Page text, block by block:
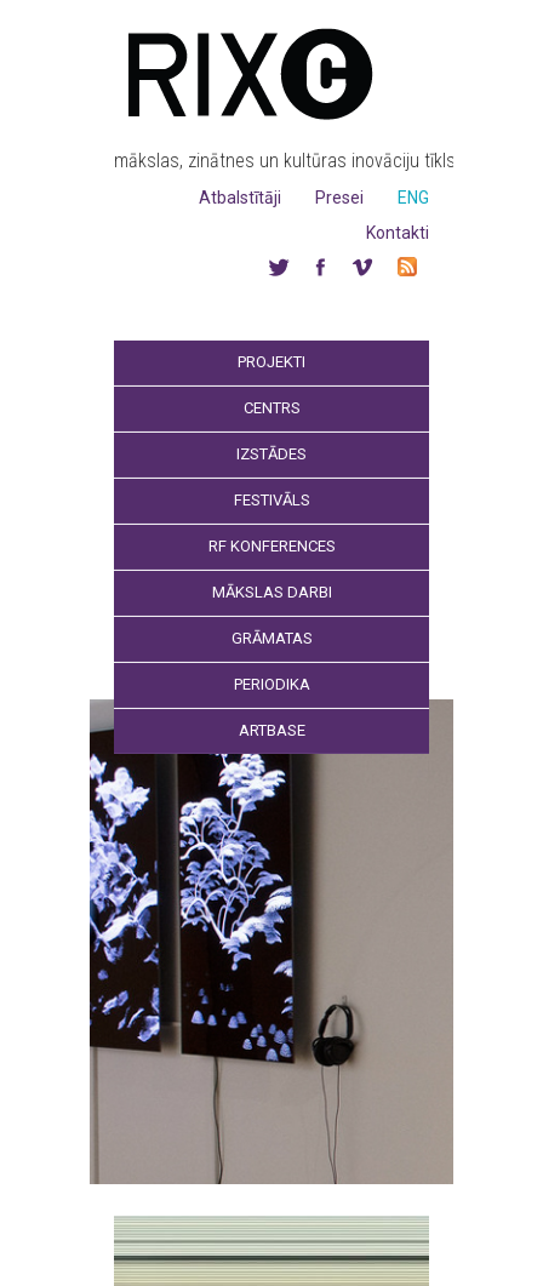
mākslas, zinātnes un kultūras inovāciju tīkls
ENG
Presei
Atbalstītāji
Kontakti
PROJEKTI
CENTRS
IZSTĀDES
FESTIVĀLS
RF KONFERENCES
MĀKSLAS DARBI
GRĀMATAS
PERIODIKA
ARTBASE